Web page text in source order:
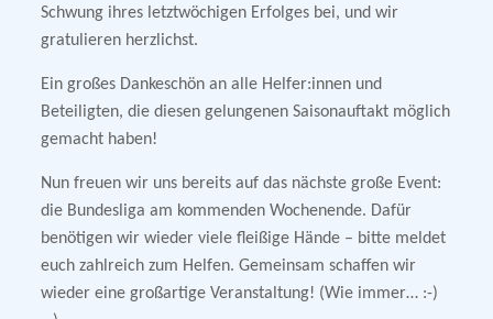
Schwung ihres letztwöchigen Erfolges bei, und wir
gratulieren herzlichst.
Ein großes Dankeschön an alle Helfer:innen und
Beteiligten, die diesen gelungenen Saisonauftakt möglich
gemacht haben!
Nun freuen wir uns bereits auf das nächste große Event:
die Bundesliga am kommenden Wochenende. Dafür
benötigen wir wieder viele fleißige Hände – bitte meldet
euch zahlreich zum Helfen. Gemeinsam schaffen wir
wieder eine großartige Veranstaltung! (Wie immer… :-)